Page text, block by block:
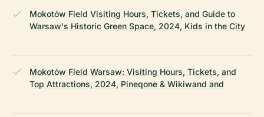
Mokotów Field Visiting Hours, Tickets, and Guide to
Warsaw's Historic Green Space, 2024, Kids in the City
Mokotów Field Warsaw: Visiting Hours, Tickets, and
Top Attractions, 2024, Pineqone & Wikiwand and